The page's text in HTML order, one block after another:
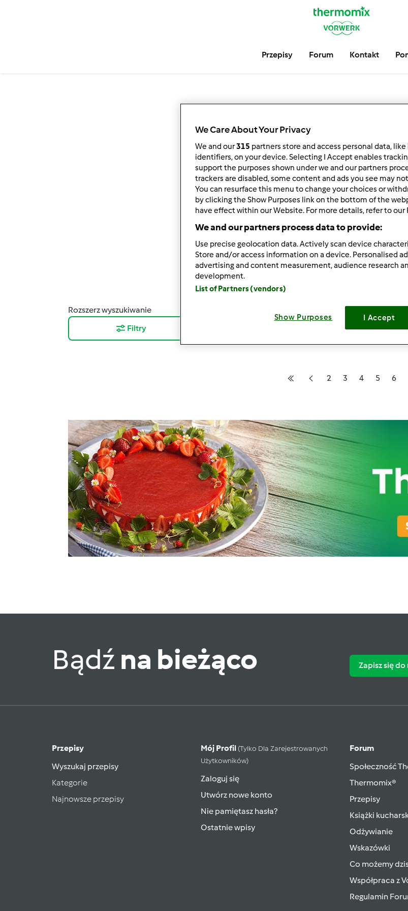
Przepisy Forum Kontakt
Wyszukaj
Przepisy
Znajdź więcej niż9.000 przepisów na
Rozszerz wyszukiwanie
Filtry
Czas
2 3 4 5 6
Bądź na bieżąco Zapisz się
Przepisy
Wyszukaj przepisy
Kategorie
Najnowsze przepisy
Mój Profil (tylko Dla Zarejestrowanych
Użytkowników)
Zaloguj się
Utwórz nowe konto
Nie pamiętasz hasła?
Ostatnie wpisy
Forum
Społeczność
Thermomix®
Przepisy
Książki
Odżywianie
Wskazówki
Co możemy
Współpraca z
Regulamin
We Care About Your Privacy
We and our315 partners store and access personal data,
identifiers, on your device. Selecting I Accept enables
support the purposes shown under we and our partners
trackers are disabled, some content and ads you see may
You can resurface this menu to change your choices or
by clicking the Show Purposes link on the bottom of the
have effect within our Website. For more details, refer to our
We and our partners process data to provide:
Use precise geolocation data. Actively scan device
Store and/or access information on a device. Personalised
advertising and content measurement, audience research
development.
List of Partners (vendors)
Show Purposes I Accept